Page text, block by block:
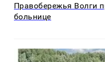
Правобережья Волги
больнице